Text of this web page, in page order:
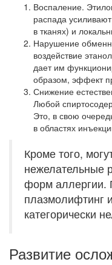
Воспаление.
распада
в тканях) и
Нарушение
воздействие
дает им
образом, эффект
Снижение
Любой
Это, в свою
в областях
Кроме того,
нежелательные
форм аллергии.
плазмолифтинг
категорически
Развитие